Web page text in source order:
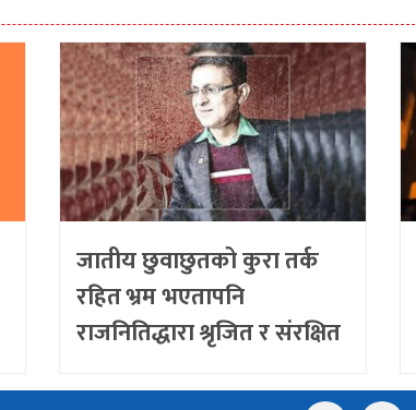
जातीय छुवाछुतको कुरा तर्क
रहित भ्रम भएतापनि
राजनितिद्धारा श्रृजित र संरक्षित